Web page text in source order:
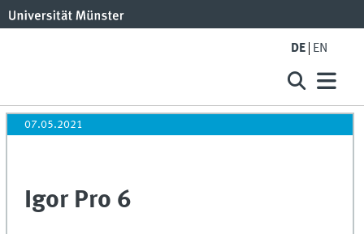
DE EN
07.05.2021
Igor Pro 6